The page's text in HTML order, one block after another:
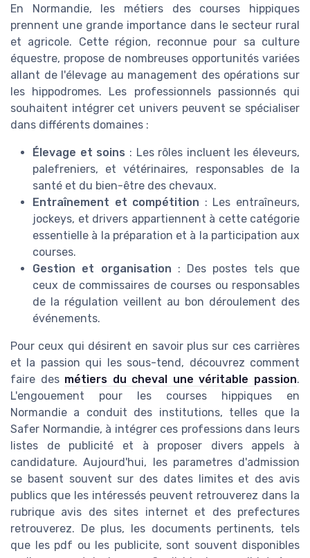
En Normandie, les métiers des courses hippiques
prennent une grande importance dans le secteur rural
et agricole. Cette région, reconnue pour sa culture
équestre, propose de nombreuses opportunités variées
allant de l'élevage au management des opérations sur
les hippodromes. Les professionnels passionnés qui
souhaitent intégrer cet univers peuvent se spécialiser
dans différents domaines :
Élevage et soins : Les rôles incluent les éleveurs,
palefreniers, et vétérinaires, responsables de la
santé et du bien-être des chevaux.
Entraînement et compétition : Les entraîneurs,
jockeys, et drivers appartiennent à cette catégorie
essentielle à la préparation et à la participation aux
courses.
Gestion et organisation : Des postes tels que
ceux de commissaires de courses ou responsables
de la régulation veillent au bon déroulement des
événements.
Pour ceux qui désirent en savoir plus sur ces carrières
et la passion qui les sous-tend, découvrez comment
faire des métiers du cheval une véritable passion.
L'engouement pour les courses hippiques en
Normandie a conduit des institutions, telles que la
Safer Normandie, à intégrer ces professions dans leurs
listes de publicité et à proposer divers appels à
candidature. Aujourd'hui, les parametres d'admission
se basent souvent sur des dates limites et des avis
publics que les intéressés peuvent retrouverez dans la
rubrique avis des sites internet et des prefectures
retrouverez. De plus, les documents pertinents, tels
que les pdf ou les publicite, sont souvent disponibles